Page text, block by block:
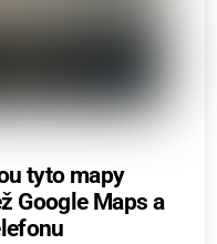
tyto mapy
Google Maps a